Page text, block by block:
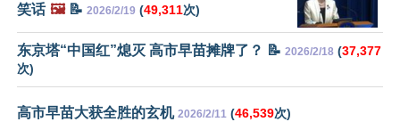
笑话 🖼️📝 2026/2/19 (49,311次)
东京塔“中国红”熄灭 高市早苗摊牌了？ 📝 2026/2/18 (37,377
次)
高市早苗大获全胜的玄机 2026/2/11 (46,539次)